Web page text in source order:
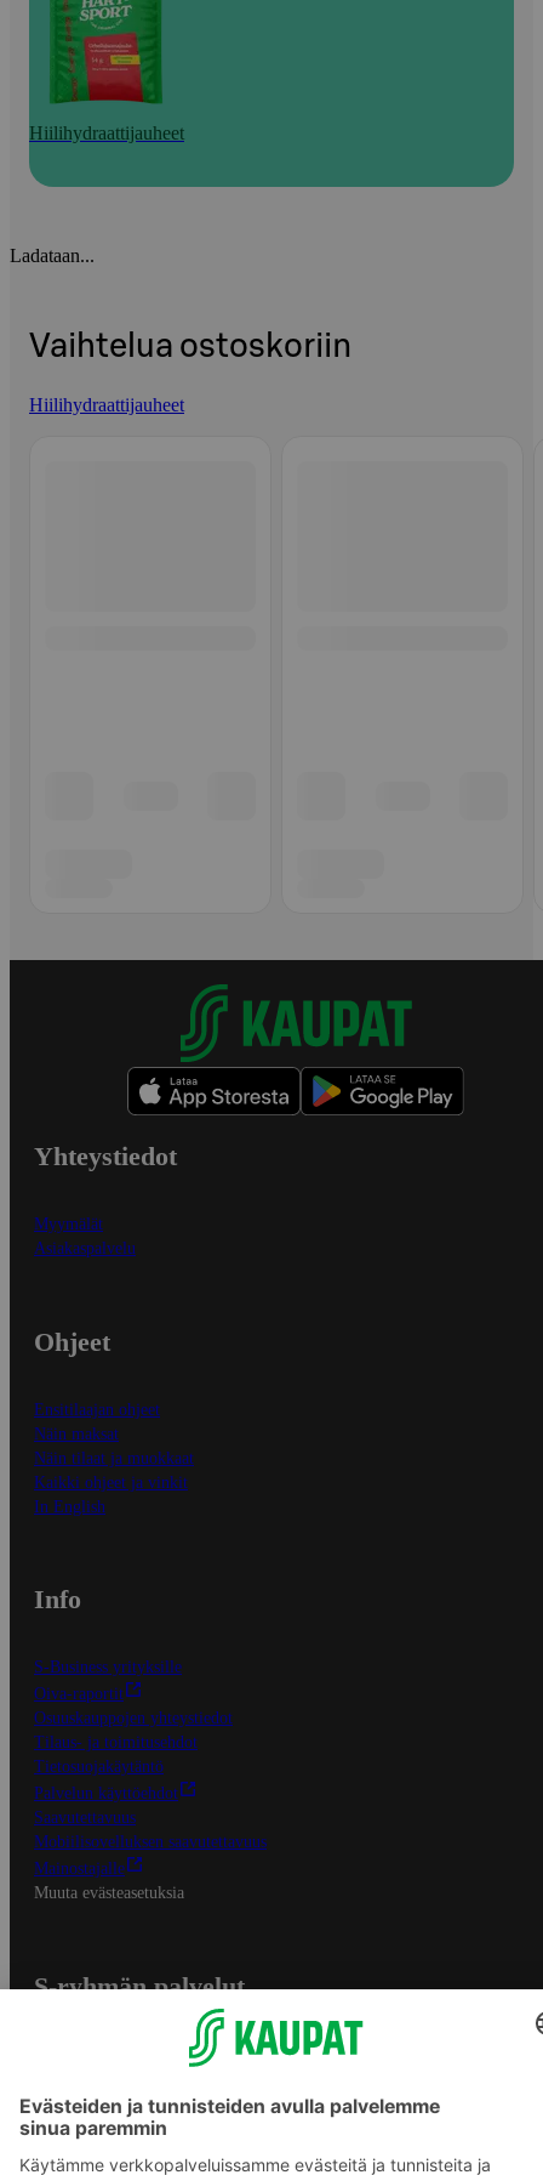
Hiilihydraattijauheet
Ladataan...
Vaihtelua ostoskoriin
Hiilihydraattijauheet
Yhteystiedot
Myymälät
Asiakaspalvelu
Ohjeet
Ensitilaajan ohjeet
Näin maksat
Näin tilaat ja muokkaat
Kaikki ohjeet ja vinkit
In English
Info
S-Business yrityksille
Oiva-raportit
Osuuskauppojen yhteystiedot
Tilaus- ja toimitusehdot
Tietosuojakäytäntö
Palvelun käyttöehdot
Saavutettavuus
Mobiilisovelluksen saavutettavuus
Mainostajalle
Muuta evästeasetuksia
S-ryhmän palvelut
Yhteishyvä Ruoka -sovellus
S-ostoslista -sovellus
Prisma.fi